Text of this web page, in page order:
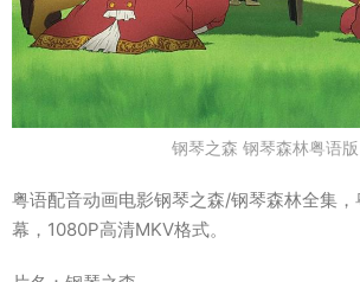
钢琴之森 钢琴森林粤语版
粤语配音动画电影钢琴之森/钢琴森林全集
幕，1080P高清MKV格式。